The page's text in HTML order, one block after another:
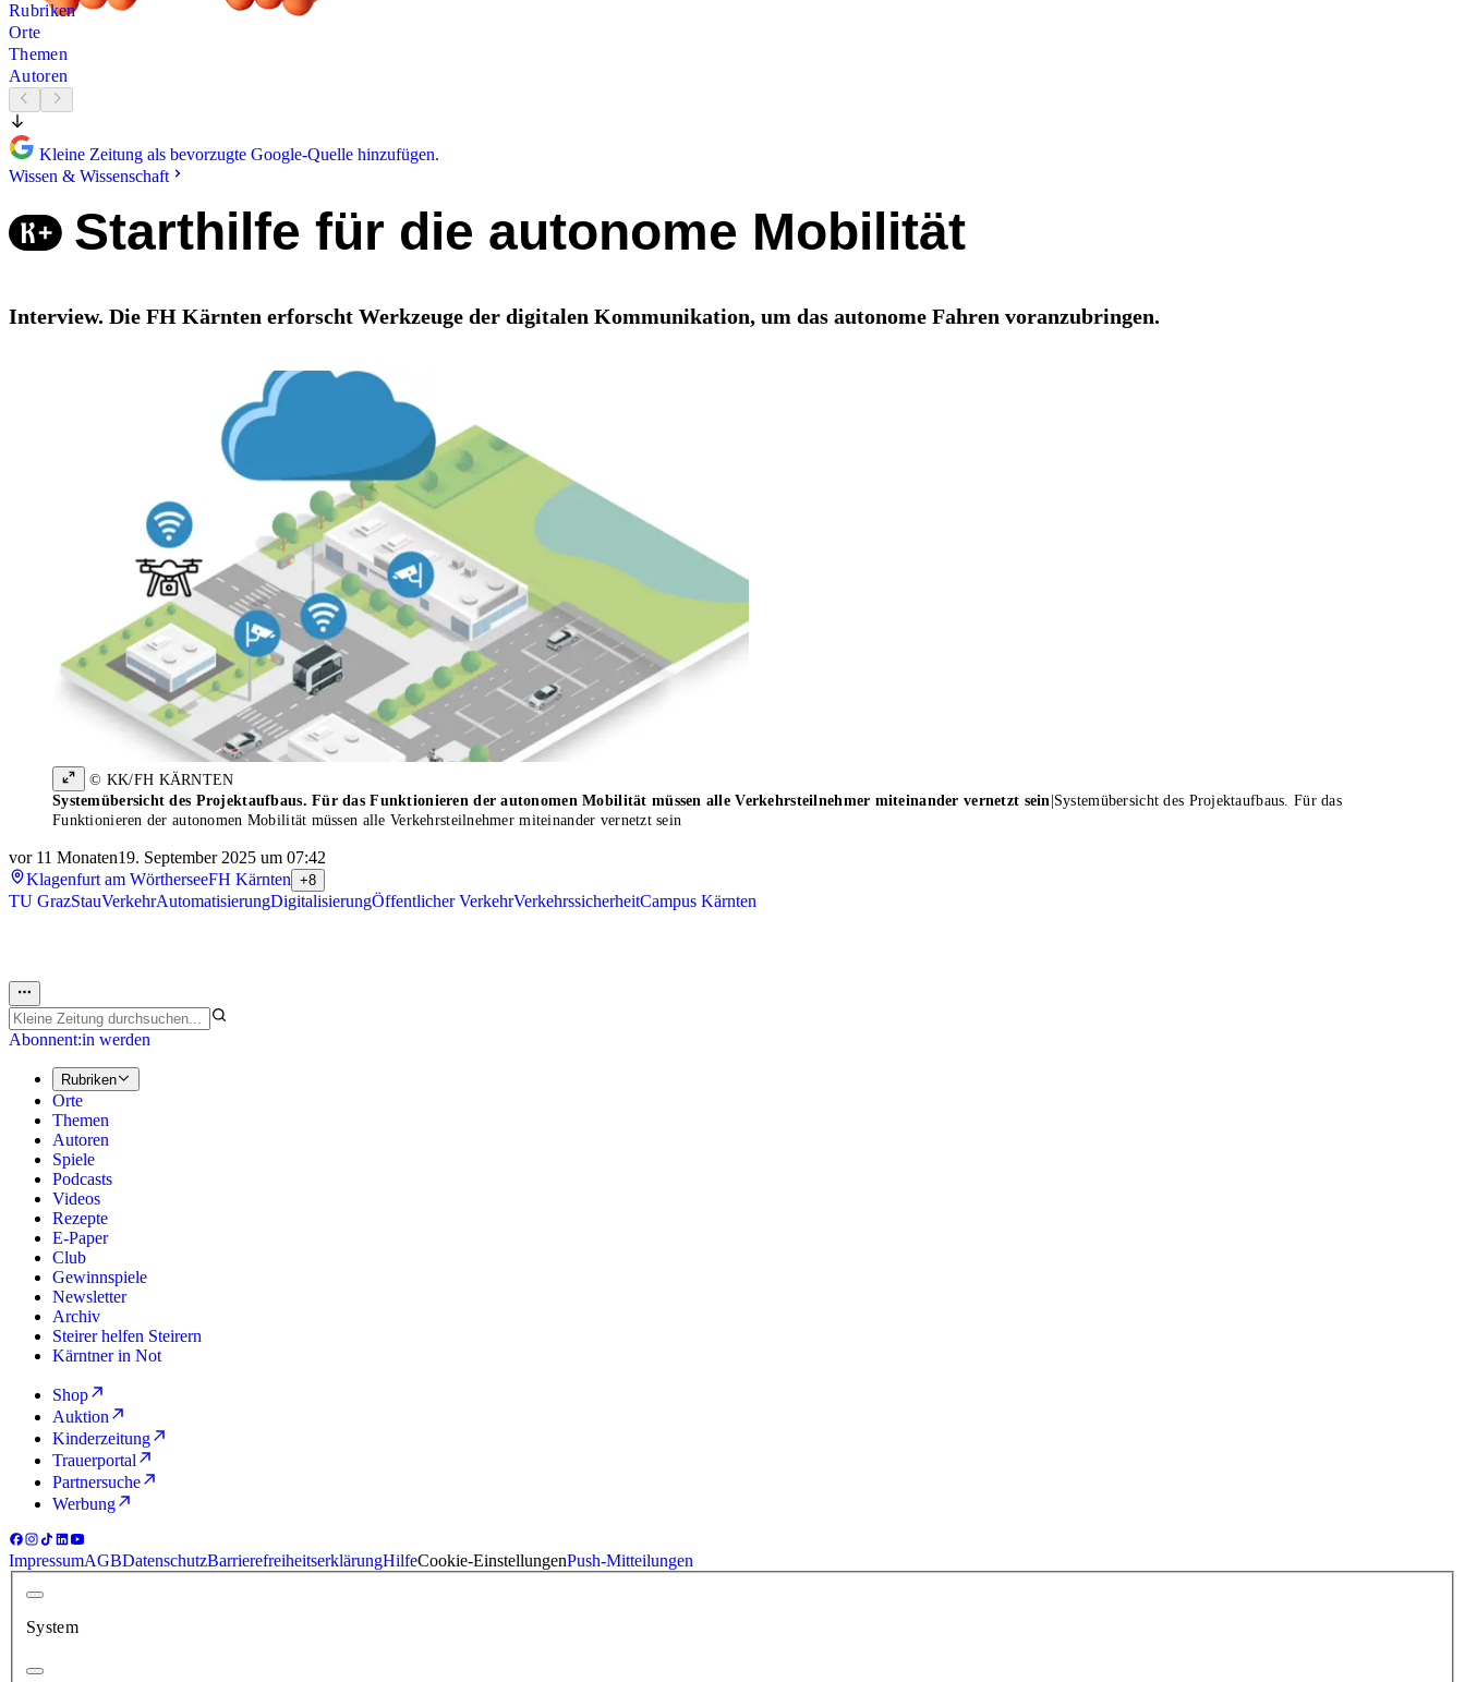
Rubriken
Orte
Themen
Autoren
Kleine Zeitung als bevorzugte Google-Quelle hinzufügen.
Wissen & Wissenschaft
Starthilfe für die autonome Mobilität
Interview. Die FH Kärnten erforscht Werkzeuge der digitalen Kommunikation, um das autonome Fahren voranzubringen.
© KK/FH KÄRNTEN
Systemübersicht des Projektaufbaus. Für das Funktionieren der autonomen Mobilität müssen alle Verkehrsteilnehmer miteinander vernetzt sein Systemübersicht des Projektaufbaus. Für das
Funktionieren der autonomen Mobilität müssen alle Verkehrsteilnehmer miteinander vernetzt sein
vor 11 Monaten19. September 2025 um 07:42
Klagenfurt am WörtherseeFH Kärnten +8
TU GrazStauVerkehrAutomatisierungDigitalisierungÖffentlicher VerkehrVerkehrssicherheitCampus Kärnten
Abonnent:in werden
Rubriken
Orte
Themen
Autoren
Spiele
Podcasts
Videos
Rezepte
E-Paper
Club
Gewinnspiele
Newsletter
Archiv
Steirer helfen Steirern
Kärntner in Not
Shop
Auktion
Kinderzeitung
Trauerportal
Partnersuche
Werbung
ImpressumAGBDatenschutzBarrierefreiheitserklärungHilfeCookie-EinstellungenPush-Mitteilungen
System